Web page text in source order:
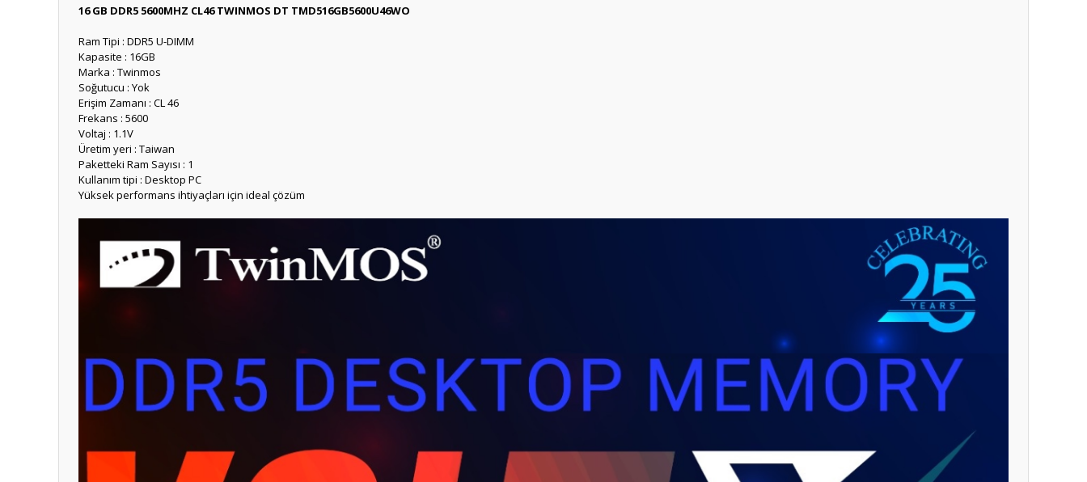
16 GB DDR5 5600MHZ CL46 TWINMOS DT TMD516GB5600U46WO
Ram Tipi : DDR5 U-DIMM
Kapasite : 16GB
Marka : Twinmos
Soğutucu : Yok
Erişim Zamanı : CL 46
Frekans : 5600
Voltaj : 1.1V
Üretim yeri : Taiwan
Paketteki Ram Sayısı : 1
Kullanım tipi : Desktop PC
Yüksek performans ihtiyaçları için ideal çözüm